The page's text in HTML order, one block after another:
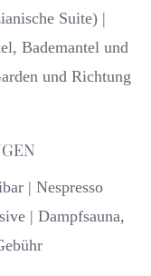
Suite) |
Bademantel und
und Richtung
| Nespresso
| Dampfsauna,